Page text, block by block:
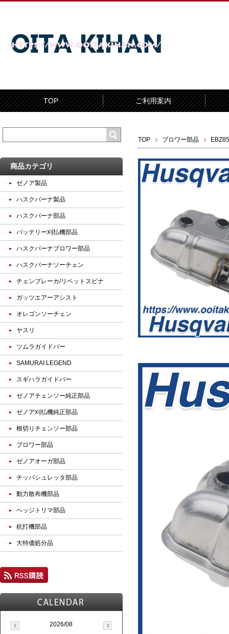
TOP ご利用案内
TOP ブロワー部品
商品カテゴリ
ゼノア製品
ハスクバーナ製品
ハスクバーナ部品
バッテリー刈払機部品
ハスクバーナブロワー部品
ハスクバーナソーチェン
チェンブレーカ/リベットスピナ
ガッツエアーアシスト
オレゴンソーチェン
ヤスリ
ツムラガイドバー
SAMURAI LEGEND
スギハラガイドバー
ゼノアチェンソー純正部品
ゼノア刈払機純正部品
根切りチェンソー部品
ブロワー部品
ゼノアオーガ部品
チッパシュレッタ部品
動力散布機部品
ヘッジトリマ部品
杭打機部品
大特価処分品
2026/08